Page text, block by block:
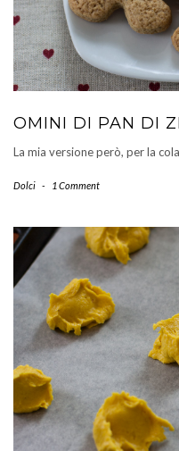
OMINI DI PAN DI
La mia versione però, per la
Dolci - 1 Comment